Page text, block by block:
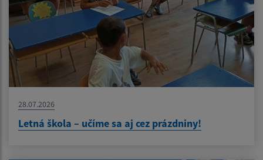
28.07.2026
Letná škola – učíme sa aj cez prázdniny!